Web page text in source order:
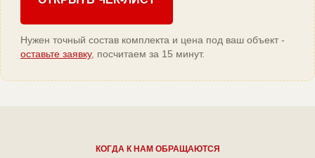
Нужен точный состав комплекта и цена под ваш объект -
оставьте заявку, посчитаем за 15 минут.
КОГДА К НАМ ОБРАЩАЮТСЯ